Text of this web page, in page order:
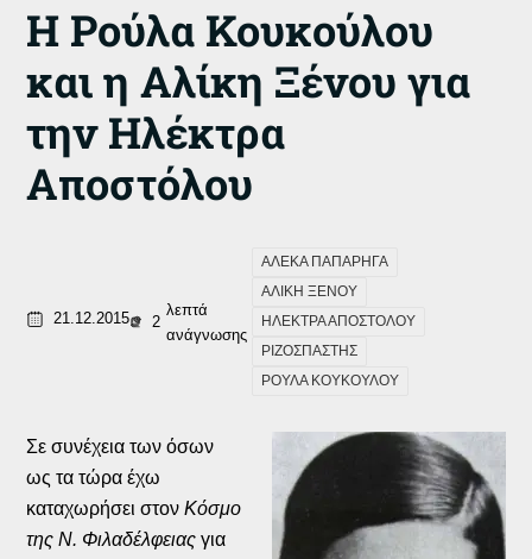
Η Ρούλα Κουκούλου
και η Αλίκη Ξένου για
την Ηλέκτρα
Αποστόλου
21.12.2015 2
λεπτά
ανάγνωσης
ΑΛΕΚΑ ΠΑΠΑΡΗΓΑ
ΑΛΙΚΗ ΞΕΝΟΥ
ΗΛΕΚΤΡΑ ΑΠΟΣΤΟΛΟΥ
ΡΙΖΟΣΠΑΣΤΗΣ
ΡΟΥΛΑ ΚΟΥΚΟΥΛΟΥ
Σε συνέχεια των όσων
ως τα τώρα έχω
καταχωρήσει στονΚόσμο
της Ν. Φιλαδέλφειας για